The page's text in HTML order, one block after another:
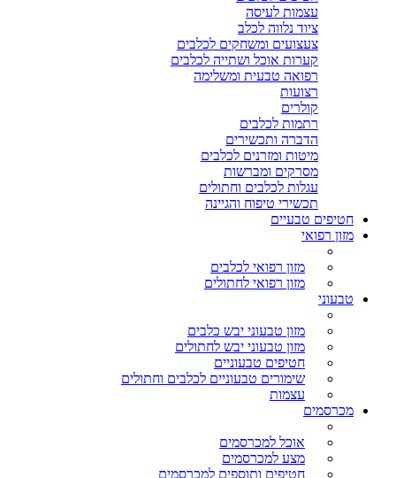
עצמות לעיסה
ציוד נלווה לכלב
צעצועים ומשחקים לכלבים
קערות אוכל ושתייה לכלבים
רפואה טבעית ומשלימה
רצועות
קולרים
רתמות לכלבים
הדברה ותכשירים
מיטות ומזרנים לכלבים
מסרקים ומברשות
עגלות לכלבים וחתולים
תכשירי טיפוח והגיינה
חטיפים טבעיים
מזון רפואי
מזון רפואי לכלבים
מזון רפואי לחתולים
טבעוני
מזון טבעוני יבש כלבים
מזון טבעוני יבש לחתולים
חטיפים טבעוניים
שימורים טבעוניים לכלבים וחתולים
עצמות
מכרסמים
אוכל למכרסמים
מצע למכרסמים
חטיפים ותוספים למכרסמים